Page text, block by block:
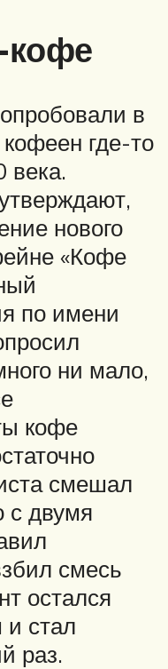
в
где-то
века.
нового
«Кофе
по имени
ни мало,
кофе
смешал
с двумя
смесь
остался
и стал
раз.